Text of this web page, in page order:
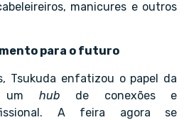
manicures e outros
para o futuro
Tsukuda enfatizou o papel da
um hub de conexões e
A feira agora se